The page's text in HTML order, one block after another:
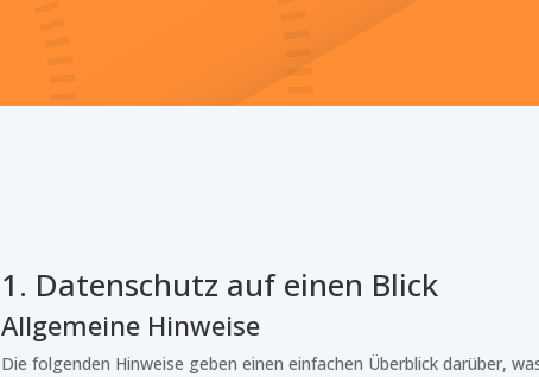
1. Datenschutz auf einen Blick
Allgemeine Hinweise
Die folgenden Hinweise geben einen einfachen Überblick darüber,